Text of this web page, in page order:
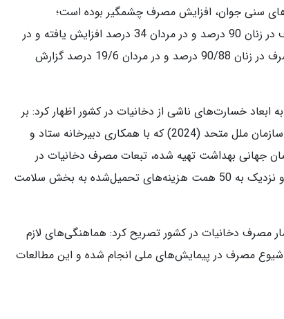
سنی جوان، افزایش مصرف چشمگیر بوده است؛
به‌طوری‌که در گروه 18 تا 24 سال، مصرف در زنان 90 درصد و در مردان 34 درصد افزایش یافته و در
گروه سنی 25 تا 34 سال نیز افزایش مصرف در زنان 90/88 درصد و در مردان 19/6 درصد گزارش
ابعاد خسارت‌های ناشی از دخانیات در کشور اظهار کرد: بر
اساس گزارش دفتر برنامه‌های توسعه‌ای سازمان ملل متحد (2024) که با همکاری دبیرخانه ستاد و
جهانی بهداشت تهیه شده، تبعات مصرف دخانیات در
ایران سالانه حدود 50 هزار و 500 مرگ و نزدیک به 50 همت هزینه‌های تحمیل‌شده به بخش سلامت
مصرف دخانیات در کشور تصریح کرد: هماهنگی‌های لازم
شیوع مصرف در پیمایش‌های ملی انجام شده و این مطالعات